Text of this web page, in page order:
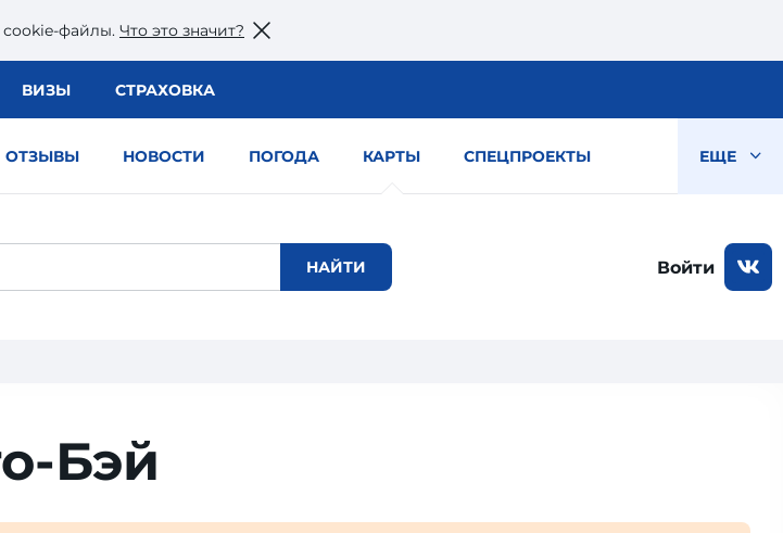
сookie-файлы. Что это значит?
ВИЗЫ СТРАХОВКА
ОТЗЫВЫ НОВОСТИ ПОГОДА КАРТЫ СПЕЦПРОЕКТЫ ЕЩЕ
Войти
Бэй